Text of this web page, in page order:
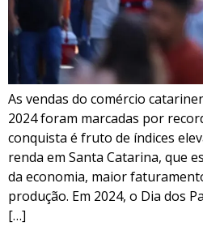
As vendas do comércio
2024 foram marcadas por
conquista é fruto de índices
renda em Santa Catarina, que
da economia, maior
produção. Em 2024, o Dia dos
[…]